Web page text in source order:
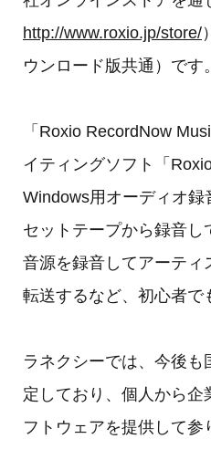
http://www.roxio.jp/store/
ウンロード版共通）です。
「Roxio RecordNow
イティングソフト「
Windows用オーディオ
セットテープから録音
音源を録音してアーティ
転送するなど、初心者で
ラネクシーでは、今後
定しており、個人から
フトウェアを提供して参